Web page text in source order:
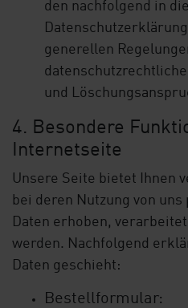
den nachfolgend in
generellen
und
4. Besondere
Internetseite
Unsere Seite bietet Ihnen
bei deren Nutzung von
Daten erhoben,
werden. Nachfolgend
Daten geschieht:
Bestellformular: